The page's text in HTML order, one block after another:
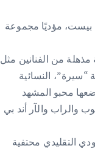
بيست، مؤديًا مجموعة
من الفنانين مثل
النسائية
محبو المشهد
والراب والآر أند بي
التقليدي محتفية